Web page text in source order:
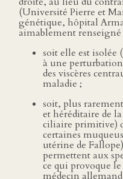
(Université Pierre et
génétique, hôpital
aimablement
soit elle est isolée
à une
des viscères
maladie ;
soit, plus
et héréditaire de
ciliaire primitive)
certaines
utérine de
permettent aux
ce qui provoque
médecin